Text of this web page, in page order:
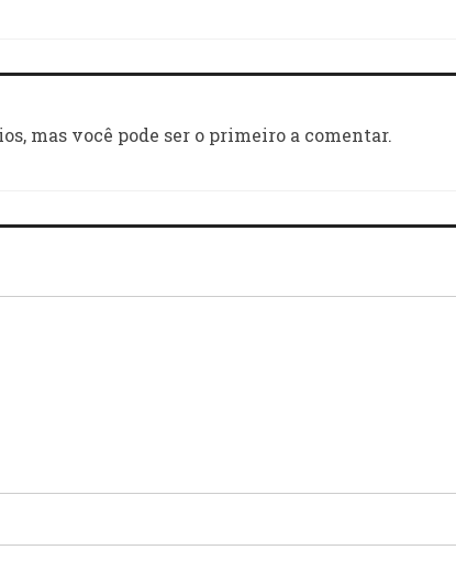
mas você pode ser o primeiro a comentar.